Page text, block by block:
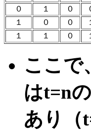
０
１ ０
１
０ ０
１
１ ０
ここで
はt=n
あり（